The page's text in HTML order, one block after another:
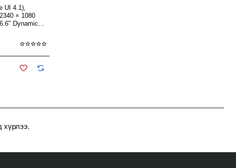
UI 4.1),
× 1080
Dynamic
хүрлээ.